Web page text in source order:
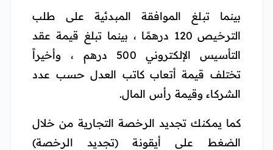
بينما تبلغ الموافقة المبدئية على طلب
الترخيص 120 درهمًا ، بينما تبلغ قيمة عقد
التأسيس الإلكتروني 500 درهم ، وأخيراً
تختلف قيمة أتعاب كاتب العدل حسب عدد
الشركاء وقيمة رأس المال.
كما يمكنك تجديد الرخصة التجارية من خلال
الضغط على أيقونة (تجديد الرخصة)